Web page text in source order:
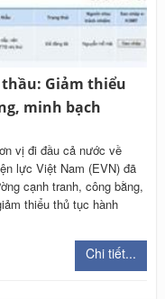
thầu: Giảm thiểu
minh bạch
vị đi đầu cả nước về
lực Việt Nam (EVN) đã
cạnh tranh, công bằng,
thiểu thủ tục hành
Chi tiết...